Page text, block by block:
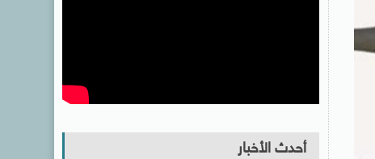
أحدث الأخبار